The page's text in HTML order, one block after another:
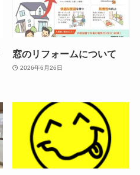
窓のリフォームについて
2026年6月26日